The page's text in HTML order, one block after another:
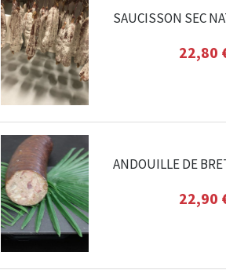
SAUCISSON SEC
22,80
ANDOUILLE DE
22,90